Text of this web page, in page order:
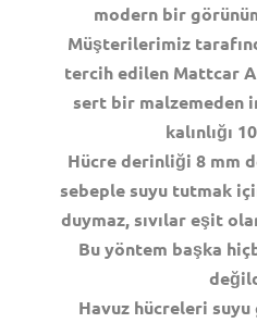
modern bir
Müşterilerimiz
tercih edilen Mattcar
sert bir malzemeden
kalınlığı
Hücre derinliği 8 mm
sebeple suyu tutmak
duymaz, sıvılar eşit
Bu yöntem başka
Havuz hücreleri